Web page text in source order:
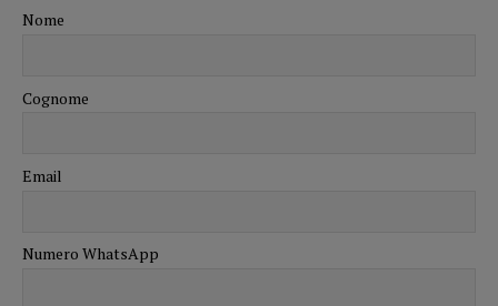
Nome
Cognome
Email
Numero WhatsApp